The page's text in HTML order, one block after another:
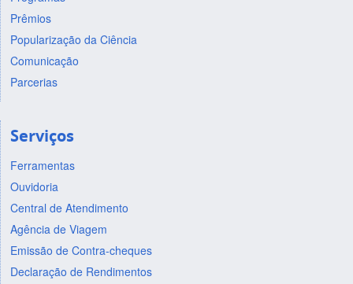
Prêmios
Popularização da Ciência
Comunicação
Parcerias
Serviços
Ferramentas
Ouvidoria
Central de Atendimento
Agência de Viagem
Emissão de Contra-cheques
Declaração de Rendimentos